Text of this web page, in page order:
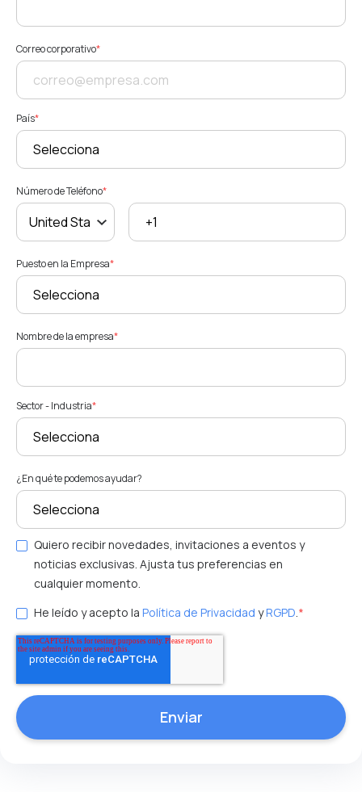
Correo corporativo*
País*
Número de Teléfono*
Puesto en la Empresa*
Nombre de la empresa*
Sector - Industria*
¿En qué te podemos ayudar?
Quiero recibir novedades, invitaciones a eventos y
noticias exclusivas. Ajusta tus preferencias en
cualquier momento.
He leído y acepto la Política de Privacidad yRGPD.*